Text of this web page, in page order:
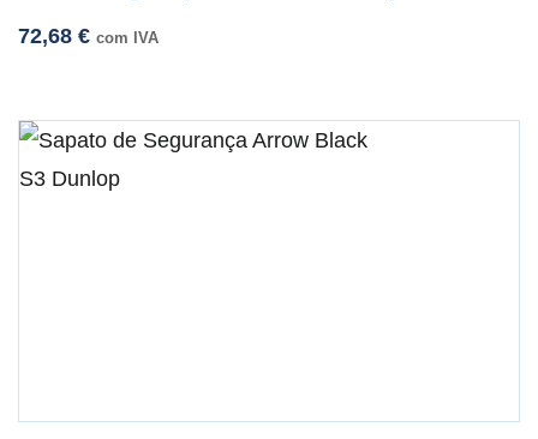
72,68 € com IVA